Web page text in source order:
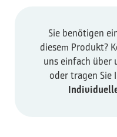
Sie benötigen
diesem Produkt?
uns einfach über
oder tragen Sie